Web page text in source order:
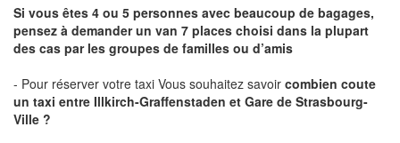
Si vous êtes 4 ou 5 personnes avec beaucoup de bagages,
pensez à demander un van 7 places choisi dans la plupart
des cas par les groupes de familles ou d’amis
- Pour réserver votre taxi Vous souhaitez savoir combien coute
un taxi entre Illkirch-Graffenstaden et Gare de Strasbourg-
Ville ?